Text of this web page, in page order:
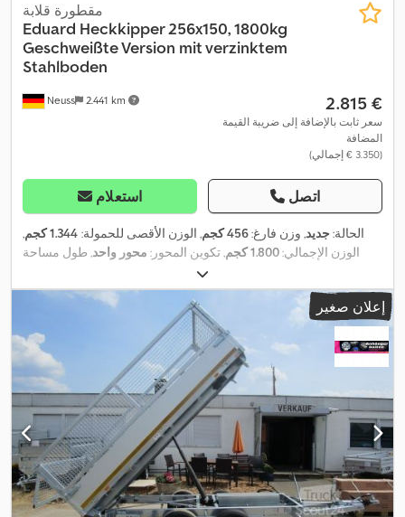
Neuss 2.441 km
مقطورة قلابة
Eduard Heckkipper 256x150, 1800kg
Geschweißte Version mit verzinktem
Stahlboden
‏2.815 €
سعر ثابت بالإضافة إلى ضريبة القيمة
المضافة
(‏3.350 € إجمالي)
استعلام اتصل
الحالة:جديد, وزن فارغ:456 كجم , الوزن الأقصى للحمولة: 1.344 كجم
,
الوزن الإجمالي:1.800 كجم , تكوين المحور: محور واحد, طول مساحة
, عرض مساحة التحميل:
التحميل:300 مم , تعليق:آخر, مقاس الإطار: 195/50 r13,
إعلان صغير